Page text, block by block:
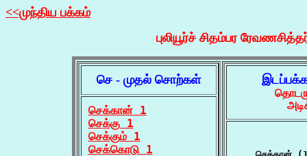
<<முந்திய பக்கம்
புலியூர்ச் சிதம்பர
செ - முதல் சொற்கள்
செக்கான் 1
செக்கு 1
செக்கும் 1
செக்கொடு 1